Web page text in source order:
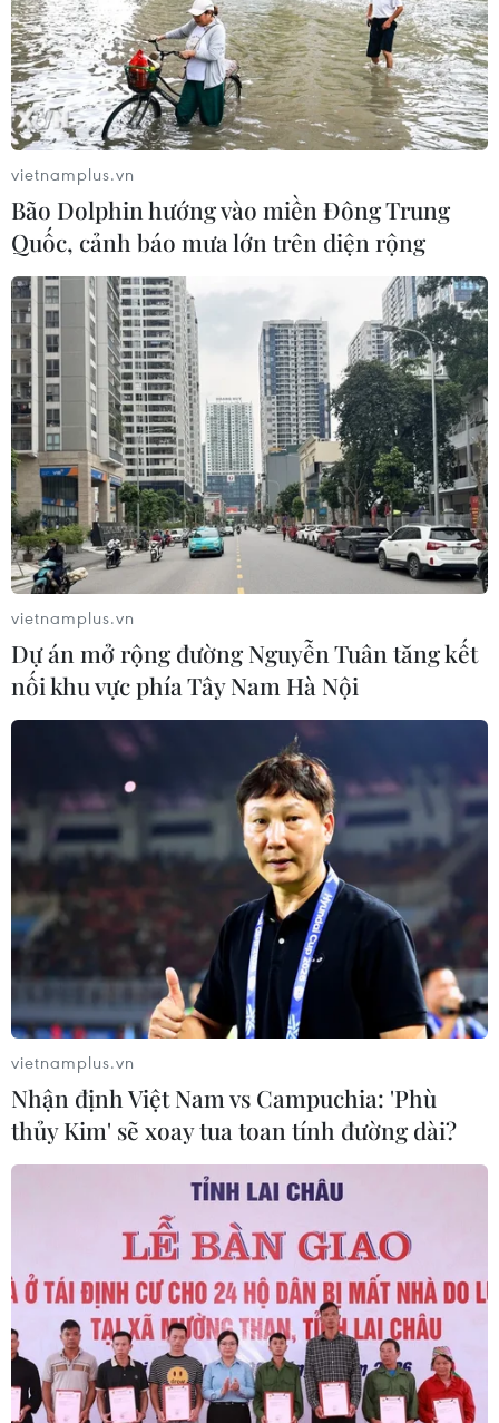
Tưng bừng ngày Tết truyền thống
của đồng bào Mông
10/01/2019 05:05
Những ngày này ở các bản làng vùng cao của huyện
Bắc Yên, tỉnh Sơn La, bà con dân tộc Mông đang rộng
ràng đón Tết truyền thống.
Mâm cỗ Tết truyền thống ngày càng
phong phú và đa dạng hơn
Với những giao thoa về văn hóa, sự góp mặt của nhiều
món ăn thuộc vùng miền khác, tùy theo sở thích của
từng gia đình khiến mâm cỗ ngày Tết ngày càng trở nên
phong phú và đa đạng hơn.
vietnamplus.vn
Bão Dolphin hướng vào miền Đông Trung
Quốc, cảnh báo mưa lớn trên diện rộng
vietnamplus.vn
Dự án mở rộng đường Nguyễn Tuân tăng kết
nối khu vực phía Tây Nam Hà Nội
vietnamplus.vn
Nhận định Việt Nam vs Campuchia: 'Phù
thủy Kim' sẽ xoay tua toan tính đường dài?